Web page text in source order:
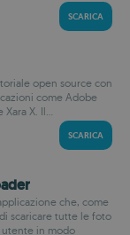
SCARICA
open source con
come Adobe
X. Il...
SCARICA
che, come
scaricare tutte le foto
utente in modo